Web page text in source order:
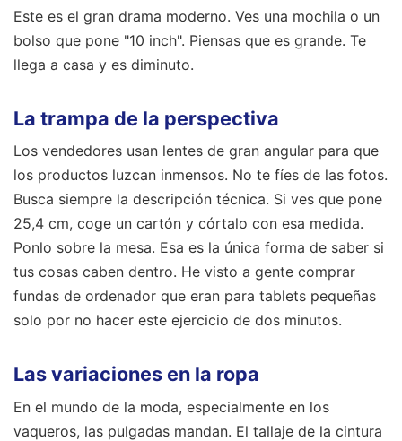
Este es el gran drama moderno. Ves una mochila o un
bolso que pone "10 inch". Piensas que es grande. Te
llega a casa y es diminuto.
La trampa de la perspectiva
Los vendedores usan lentes de gran angular para que
los productos luzcan inmensos. No te fíes de las fotos.
Busca siempre la descripción técnica. Si ves que pone
25,4 cm, coge un cartón y córtalo con esa medida.
Ponlo sobre la mesa. Esa es la única forma de saber si
tus cosas caben dentro. He visto a gente comprar
fundas de ordenador que eran para tablets pequeñas
solo por no hacer este ejercicio de dos minutos.
Las variaciones en la ropa
En el mundo de la moda, especialmente en los
vaqueros, las pulgadas mandan. El tallaje de la cintura